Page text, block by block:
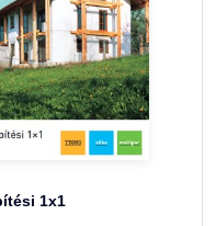
1x1